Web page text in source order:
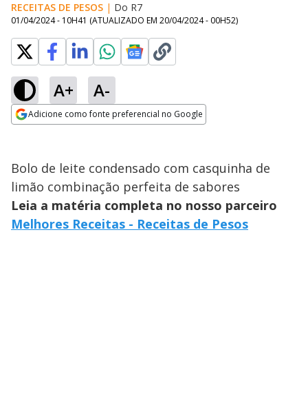
RECEITAS DE PESOS | Do R7
01/04/2024 - 10H41 (ATUALIZADO EM 20/04/2024 - 00H52)
A+ A-
Adicione como fonte preferencial no Google
Bolo de leite condensado com casquinha de
limão combinação perfeita de sabores
Leia a matéria completa no nosso parceiro
Melhores Receitas - Receitas de Pesos